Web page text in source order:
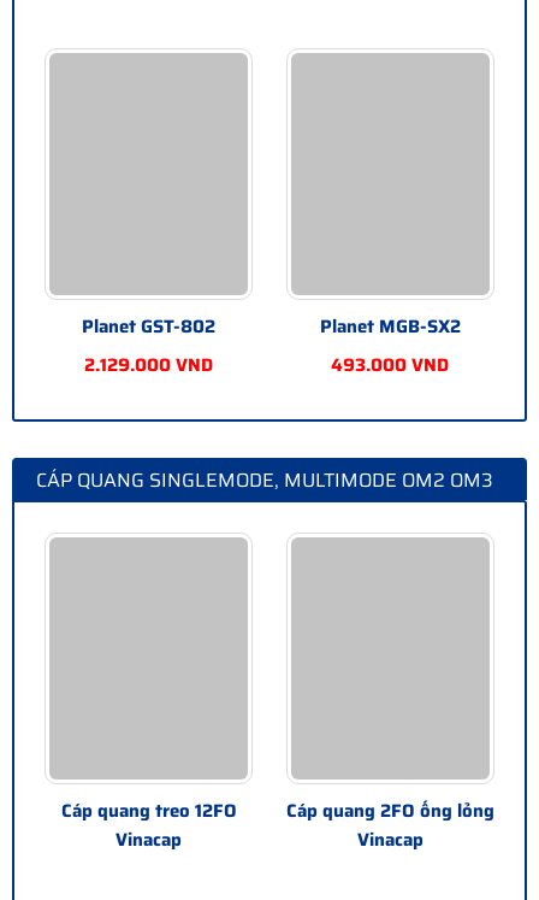
Planet GST-802
2.129.000 VND
Planet MGB-SX2
493.000 VND
CÁP QUANG SINGLEMODE, MULTIMODE OM2 OM3
Cáp quang treo 12FO
Vinacap
Cáp quang 2FO ống lỏng
Vinacap